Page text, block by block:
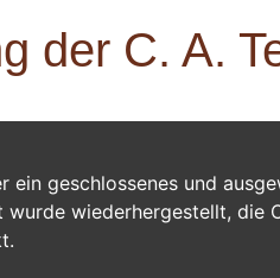
der C. A.
geschlossenes und
wiederhergestellt, die